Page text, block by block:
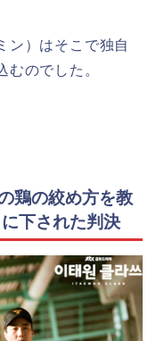
ン）はそこで独自
のでした。
鶏の絞め方を教
下された判決